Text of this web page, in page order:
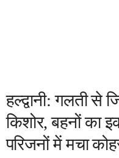
हल्द्वानी: गलती से
किशोर, बहनों का
परिजनों में मचा